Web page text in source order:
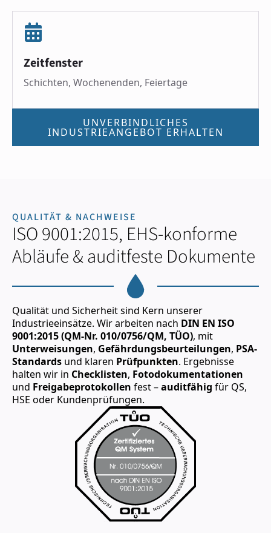
Zeitfenster
Schichten, Wochenenden, Feiertage
UNVERBINDLICHES
INDUSTRIEANGEBOT ERHALTEN
QUALITÄT & NACHWEISE
ISO 9001:2015, EHS-konforme
Abläufe & auditfeste Dokumente
Qualität und Sicherheit sind Kern unserer
Industrieeinsätze. Wir arbeiten nach DIN EN ISO
9001:2015 (QM-Nr. 010/0756/QM, TÜO), mit
Unterweisungen, Gefährdungsbeurteilungen, PSA-
Standards und klaren Prüfpunkten. Ergebnisse
halten wir in Checklisten, Fotodokumentationen
und Freigabeprotokollen fest –auditfähig für QS,
HSE oder Kundenprüfungen.